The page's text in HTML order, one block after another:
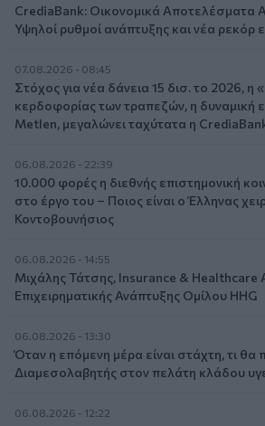
CrediaBank: Οικονομικά Αποτελέσματα
Υψηλοί ρυθμοί ανάπτυξης και νέα ρεκόρ
07.08.2026 - 08:45
Στόχος για νέα δάνεια 15 δισ. το 2026, η
κερδοφορίας των τραπεζών, η δυναμική
Metlen, μεγαλώνει ταχύτατα η
06.08.2026 - 22:39
10.000 φορές η διεθνής επιστημονική
στο έργο του – Ποιος είναι ο Έλληνας
Κοντοβουνήσιος
06.08.2026 - 14:55
Μιχάλης Τάτσης, Insurance & Healthcare
Επιχειρηματικής Ανάπτυξης Ομίλου HHG
06.08.2026 - 13:30
Όταν η επόμενη μέρα είναι στάχτη, τι θα
Διαμεσολαβητής στον πελάτη κλάδου
06.08.2026 - 12:22